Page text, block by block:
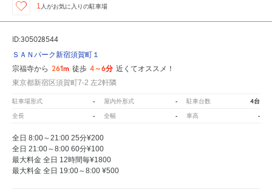
1 人がお気に入りの駐車場
ID:305028544
ＳＡＮパーク新宿須賀町１
宗福寺から 261m 徒歩 4～6分 近くてオススメ！
東京都新宿区須賀町7-2 左2軒隣
駐車場形式 - 屋内外形式 - 駐車台数 4台
全長 - 全幅 - 車高 -
全日 8:00～21:00 25分¥200
全日 21:00～8:00 60分¥100
最大料金 全日 12時間毎¥1800
最大料金 全日 19:00～8:00 ¥500